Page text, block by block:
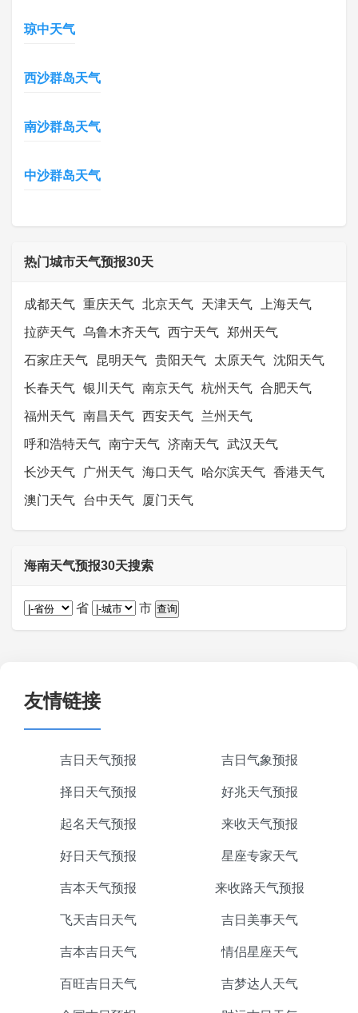
琼中天气
西沙群岛天气
南沙群岛天气
中沙群岛天气
热门城市天气预报30天
成都天气 重庆天气 北京天气 天津天气 上海天气
拉萨天气 乌鲁木齐天气 西宁天气 郑州天气
石家庄天气 昆明天气 贵阳天气 太原天气 沈阳天气
长春天气 银川天气 南京天气 杭州天气 合肥天气
福州天气 南昌天气 西安天气 兰州天气
呼和浩特天气 南宁天气 济南天气 武汉天气
长沙天气 广州天气 海口天气 哈尔滨天气 香港天气
澳门天气 台中天气 厦门天气
海南天气预报30天搜索
省 市
友情链接
吉日天气预报 吉日气象预报
择日天气预报 好兆天气预报
起名天气预报 来收天气预报
好日天气预报 星座专家天气
吉本天气预报 来收路天气预报
飞天吉日天气 吉日美事天气
吉本吉日天气 情侣星座天气
百旺吉日天气 吉梦达人天气